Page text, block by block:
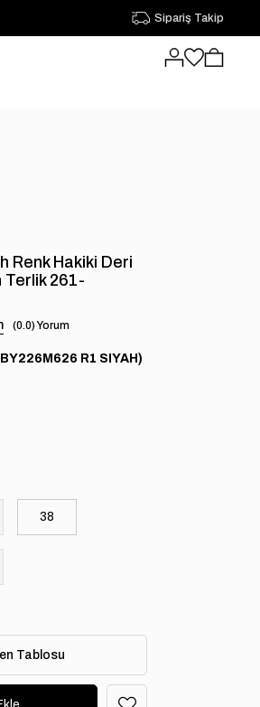
Sipariş Takip
Renk Hakiki Deri
Terlik 261-
0.0
R1 SIYAH)
38
Tablosu